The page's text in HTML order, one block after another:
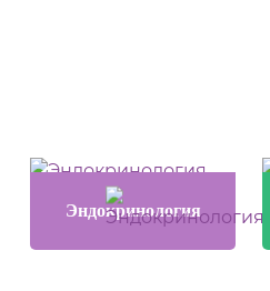
Эндокринология